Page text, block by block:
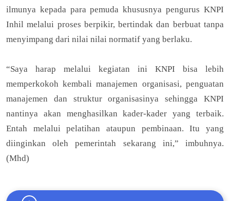
ilmunya kepada para pemuda khususnya pengurus KNPI
Inhil melalui proses berpikir, bertindak dan berbuat tanpa
menyimpang dari nilai nilai normatif yang berlaku.
“Saya harap melalui kegiatan ini KNPI bisa lebih
memperkokoh kembali manajemen organisasi, penguatan
manajemen dan struktur organisasinya sehingga KNPI
nantinya akan menghasilkan kader-kader yang terbaik.
Entah melalui pelatihan ataupun pembinaan. Itu yang
diinginkan oleh pemerintah sekarang ini,” imbuhnya.
(Mhd)